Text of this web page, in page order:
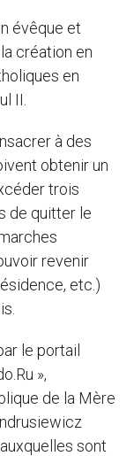
évêque et
création en
en
II.
à des
obtenir un
trois
de quitter le
revenir
etc.)
le portail
»,
de la Mère
sont